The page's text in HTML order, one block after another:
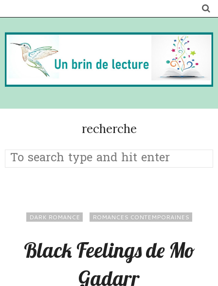
recherche
DARK ROMANCE ROMANCES CONTEMPORAINES
Black Feelings de Mo
Gadarr